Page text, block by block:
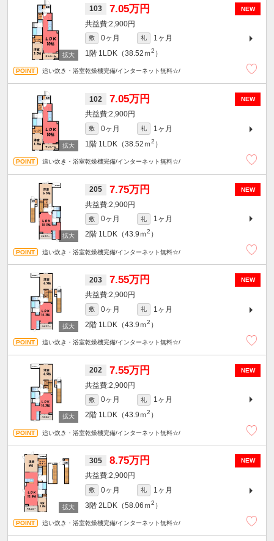
NEW
103 7.05万円
2,900円
敷 0ヶ月 礼
1ヶ月
1階 1LDK（38.52ｍ2 ）
追い炊き・浴室乾燥機完備/インターネット無料☆/
NEW
102 7.05万円
2,900円
敷 0ヶ月 礼
1ヶ月
1階 1LDK（38.52ｍ2 ）
追い炊き・浴室乾燥機完備/インターネット無料☆/
NEW
205 7.75万円
2,900円
敷 0ヶ月 礼
1ヶ月
2階 1LDK（43.9ｍ2 ）
追い炊き・浴室乾燥機完備/インターネット無料☆/
NEW
203 7.55万円
2,900円
敷 0ヶ月 礼
1ヶ月
2階 1LDK（43.9ｍ2 ）
追い炊き・浴室乾燥機完備/インターネット無料☆/
NEW
202 7.55万円
2,900円
敷 0ヶ月 礼
1ヶ月
2階 1LDK（43.9ｍ2 ）
追い炊き・浴室乾燥機完備/インターネット無料☆/
NEW
305 8.75万円
2,900円
敷 0ヶ月 礼
1ヶ月
3階 2LDK（58.06ｍ2 ）
追い炊き・浴室乾燥機完備/インターネット無料☆/